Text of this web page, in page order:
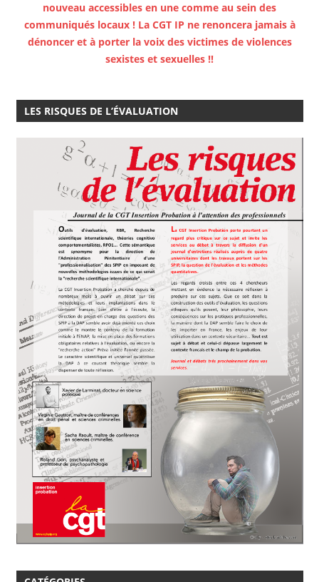
nouveau accessibles en une comme au sein des
communiqués locaux ! La CGT IP ne renoncera jamais à
dénoncer et à porter la voix des victimes de violences
sexistes et sexuelles !!
LES RISQUES DE L’ÉVALUATION